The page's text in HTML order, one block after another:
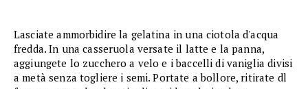
Lasciate ammorbidire la gelatina in una ciotola d'acqua
fredda. In una casseruola versate il latte e la panna,
aggiungete lo zucchero a velo e i baccelli di vaniglia divisi
a metà senza togliere i semi. Portate a bollore, ritirate dl